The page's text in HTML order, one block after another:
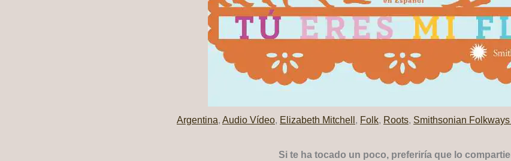
Argentina, Audio Vídeo, Elizabeth Mitchell , Folk, Roots, Smithsonian
Si te ha tocado un poco, preferiría que lo